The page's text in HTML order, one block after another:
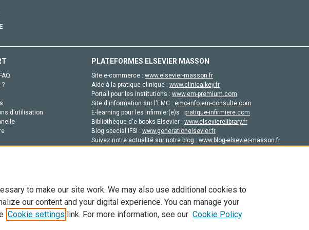
?
d'utilisation
PLATEFORMES ELSEVIER MASSON
Site e-commerce : www.elsevier-masson.fr
Aide à la pratique clinique : www.clinicalkey.fr
Portail pour les institutions : www.em-premium.com
Site d'information sur l'EMC : emc-info.em-consulte.com
E-learning pour les infirmier(e)s : pratique-infirmiere.com
Bibliothèque d'e-books Elsevier : www.elsevierelibrary.fr
Blog special IFSI : www.generationelsevier.fr
Suivez notre actualité sur notre blog : www.blog-elsevier-masson.fr
site: Copyright © 2026 Elsevier, ses concédants de licence et ses contributeurs. Tout les droits sont réservés,
en IA et aux technologies similaires. Pour tout contenu en libre accès, les conditions de licence
to make our site work. We may also use additional cookies to
our content and your digital experience. You can manage your
Cookie settings link. For more information, see our Cookie Policy